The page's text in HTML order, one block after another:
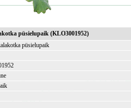
püsielupaik (KLO3001952)
püsielupaik